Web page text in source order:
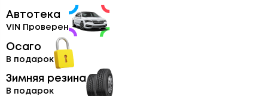
Автотека
VIN Проверен
Осаго
В подарок
Зимняя резина
В подарок